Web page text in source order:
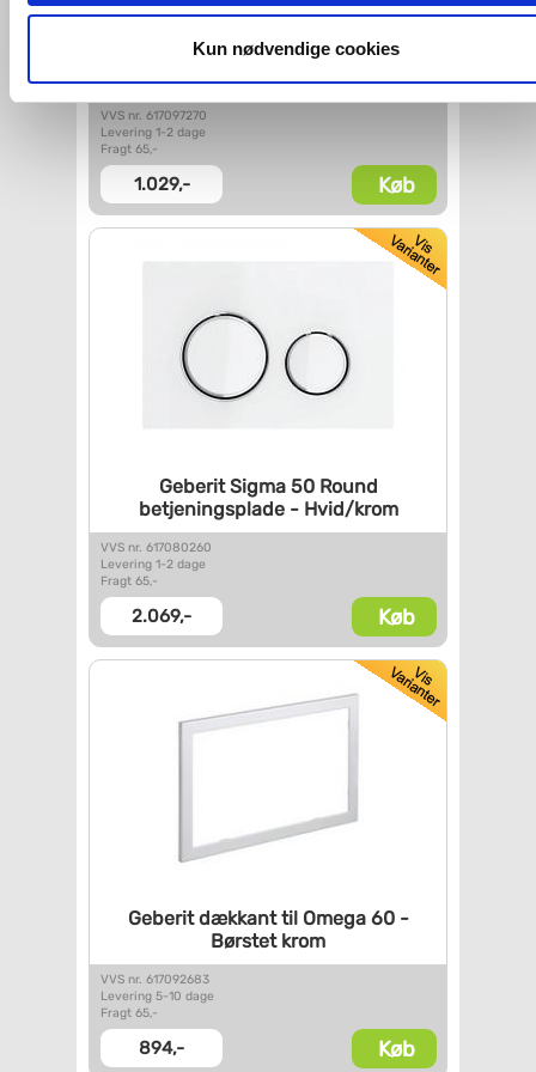
og fra nedenfor. Til enhver tid er det ligeledes muligt, at
dit samtykke, hvis du måtte ønske det.
Du kan se mere om, hvordan vi behandler dine
personoplysninger, ved at klikke
Kun nødvendige cookies
Geberit Omega10 Remotetrykknap til
pladevæg -Hvid/krom
VVS nr. 617097270
Levering 1-2 dage
Fragt 65,-
1.029,- Køb
Geberit Sigma 50 Round
betjeningsplade - Hvid/krom
VVS nr. 617080260
Levering 1-2 dage
Fragt 65,-
2.069,- Køb
Geberit dækkant til Omega 60 -
Børstet krom
VVS nr. 617092683
Levering 5-10 dage
Fragt 65,-
894,- Køb